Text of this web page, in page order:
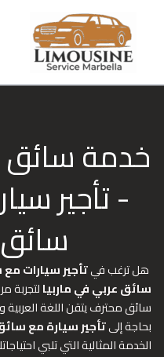
المحتوى
خدمة سائق
- تأجير
هل ترغب فيتأجير سيارات
سائق عربي في ماربيالتجربة
سائق محترف يتقن اللغة
بحاجة إلىتأجير سيارة مع
الخدمة المثالية التي تلبي